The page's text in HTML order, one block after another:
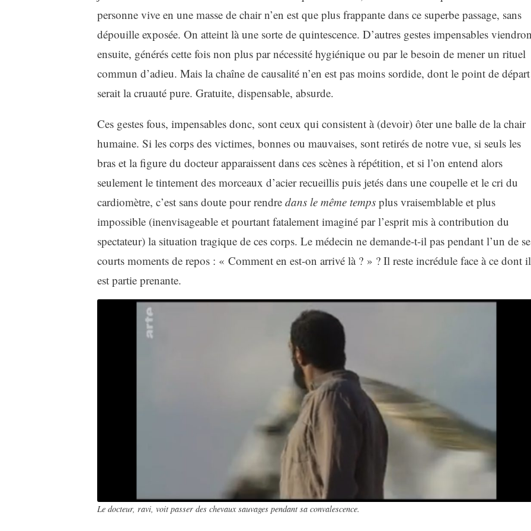
personne vive en une masse de chair n’en est que plus frappante dans ce superbe passage, sans
dépouille exposée. On atteint là une sorte de quintescence. D’autres gestes impensables
ensuite, générés cette fois non plus par nécessité hygiénique ou par le besoin de mener un rituel
commun d’adieu. Mais la chaîne de causalité n’en est pas moins sordide, dont le point de départ
serait la cruauté pure. Gratuite, dispensable, absurde.
Ces gestes fous, impensables donc, sont ceux qui consistent à (devoir) ôter une balle de la chair
humaine. Si les corps des victimes, bonnes ou mauvaises, sont retirés de notre vue, si seuls les
bras et la figure du docteur apparaissent dans ces scènes à répétition, et si l’on entend alors
seulement le tintement des morceaux d’acier recueillis puis jetés dans une coupelle et le cri du
cardiomètre, c’est sans doute pour rendre dans le même temps plus vraisemblable et plus
impossible (inenvisageable et pourtant fatalement imaginé par l’esprit mis à contribution du
spectateur) la situation tragique de ces corps. Le médecin ne demande-t-il pas pendant l’un de
courts moments de repos : « Comment en est-on arrivé là ? » ? Il reste incrédule face à ce dont il
est partie prenante.
Le docteur, ravi, voit passer des chevaux sauvages pendant sa convalescence.